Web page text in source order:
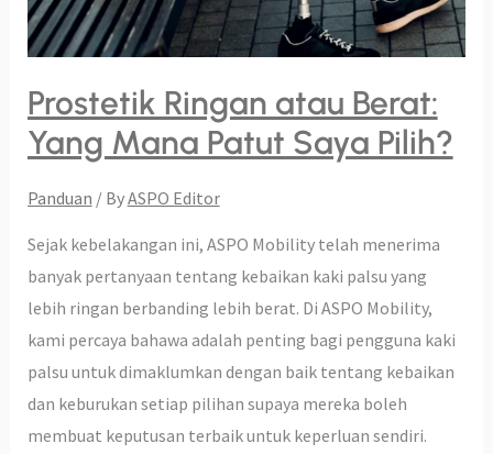
Prostetik Ringan atau Berat:
Yang Mana Patut Saya Pilih?
Panduan / ByASPO Editor
Sejak kebelakangan ini, ASPO Mobility telah menerima
banyak pertanyaan tentang kebaikan kaki palsu yang
lebih ringan berbanding lebih berat. Di ASPO Mobility,
kami percaya bahawa adalah penting bagi pengguna kaki
palsu untuk dimaklumkan dengan baik tentang kebaikan
dan keburukan setiap pilihan supaya mereka boleh
membuat keputusan terbaik untuk keperluan sendiri.
Patut
Saya